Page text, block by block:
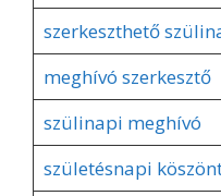
szerkeszthető
meghívó szerkesztő
szülinapi meghívó
születésnapi